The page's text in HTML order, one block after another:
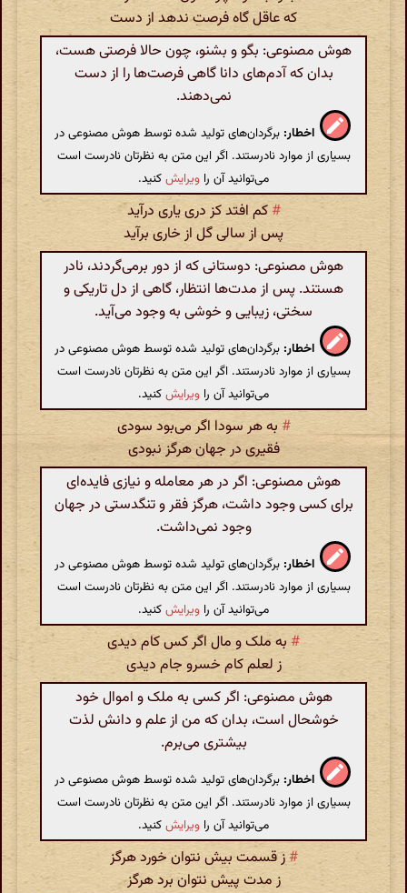
که عاقل گاه فرصت ندهد از دست
هوش مصنوعی: بگو و بشنو، چون حالا فرصتی هست،
بدان که آدم‌های دانا گاهی فرصت‌ها را از دست
نمی‌دهند.
اخطار: برگردان‌های تولید شده توسط هوش مصنوعی در
بسیاری از موارد نادرستند. اگر این متن به نظرتان نادرست است
می‌توانید آن را ویرایشکنید.
# کم افتد کز دری یاری درآید
پس از سالی گل از خاری برآید
هوش مصنوعی: دوستانی که از دور برمی‌گردند، نادر
هستند. پس از مدت‌ها انتظار، گاهی از دل تاریکی و
سختی، زیبایی و خوشی به وجود می‌آید.
اخطار: برگردان‌های تولید شده توسط هوش مصنوعی در
بسیاری از موارد نادرستند. اگر این متن به نظرتان نادرست است
می‌توانید آن را ویرایشکنید.
# به هر سودا اگر می‌بود سودی
فقیری در جهان هرگز نبودی
هوش مصنوعی: اگر در هر معامله و نیازی فایده‌ای
برای کسی وجود داشت، هرگز فقر و تنگدستی در جهان
وجود نمی‌داشت.
اخطار: برگردان‌های تولید شده توسط هوش مصنوعی در
بسیاری از موارد نادرستند. اگر این متن به نظرتان نادرست است
می‌توانید آن را ویرایشکنید.
# به ملک و مال اگر کس کام دیدی
ز لعلم کام خسرو جام دیدی
هوش مصنوعی: اگر کسی به ملک و اموال خود
خوشحال است، بدان که من از علم و دانش لذت
بیشتری می‌برم.
اخطار: برگردان‌های تولید شده توسط هوش مصنوعی در
بسیاری از موارد نادرستند. اگر این متن به نظرتان نادرست است
می‌توانید آن را ویرایشکنید.
#ز قسمت بیش نتوان خورد هرگز
ز مدت پیش نتوان برد هرگز